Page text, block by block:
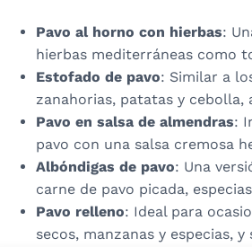
Pavo al horno con hierbas:
hierbas mediterráneas como
Estofado de pavo: Similar a
zanahorias, patatas y
Pavo en salsa de almendras:
pavo con una salsa cremosa
Albóndigas de pavo: Una
carne de pavo picada,
Pavo relleno: Ideal para
secos, manzanas y especias,